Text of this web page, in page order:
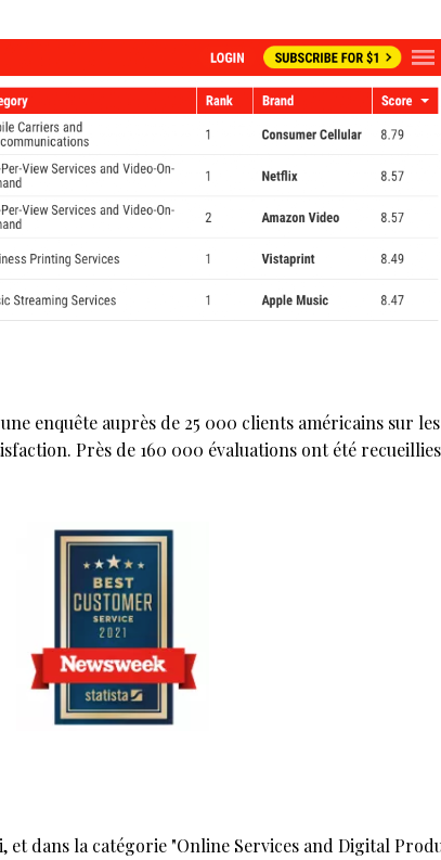
enquête auprès de 25 000 clients américains sur
Près de 160 000 évaluations ont été
et dans la catégorie "Online Services and Digital